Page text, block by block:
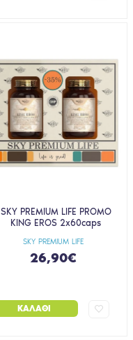
SKY PREMIUM LIFE
SKY PREMIUM LIFE PROMO
KING EROS 2x60caps
26,90€
ΚΑΛΆΘΙ